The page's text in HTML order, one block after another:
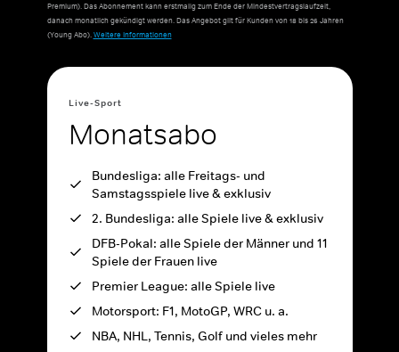
Premium). Das Abonnement kann erstmalig zum Ende der Mindestvertragslaufzeit,
danach monatlich gekündigt werden. Das Angebot gilt für Kunden von 18 bis 26 Jahren
(Young Abo).Weitere Informationen
Live-Sport
Monatsabo
Bundesliga: alle Freitags- und
Samstagsspiele live & exklusiv
2. Bundesliga: alle Spiele live & exklusiv
DFB-Pokal: alle Spiele der Männer und 11
Spiele der Frauen live
Premier League: alle Spiele live
Motorsport: F1, MotoGP, WRC u. a.
NBA, NHL, Tennis, Golf und vieles mehr